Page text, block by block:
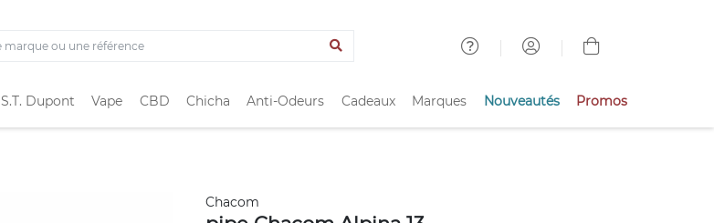
S.T. Dupont Vape CBD Chicha Anti-Odeurs Cadeaux Marques Nouveautés Promos
Chacom